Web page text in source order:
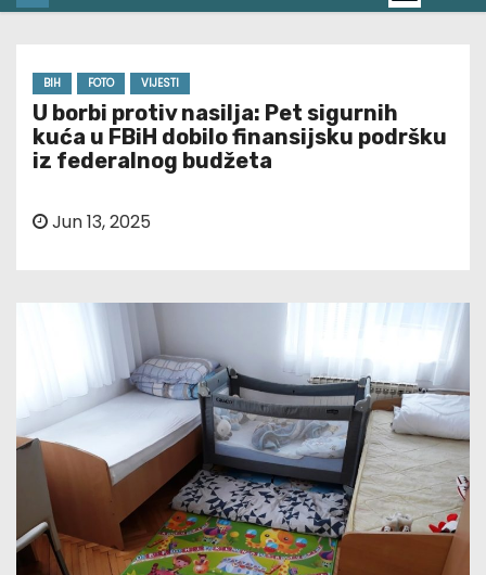
BIH FOTO VIJESTI
U borbi protiv nasilja: Pet sigurnih
kuća u FBiH dobilo finansijsku podršku
iz federalnog budžeta
Jun 13, 2025